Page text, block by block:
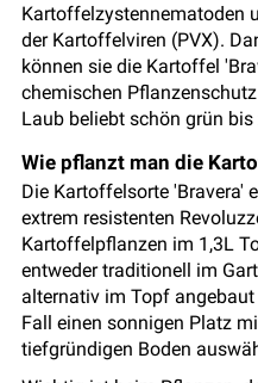
Kartoffelzystennematoden
der Kartoffelviren (PVX).
können sie die Kartoffel
chemischen
Laub beliebt schön grün bis
Wie pflanzt man die
Die Kartoffelsorte 'Bravera'
extrem resistenten
Kartoffelpflanzen im 1,3L
entweder traditionell im
alternativ im Topf
Fall einen sonnigen Platz
tiefgründigen Boden